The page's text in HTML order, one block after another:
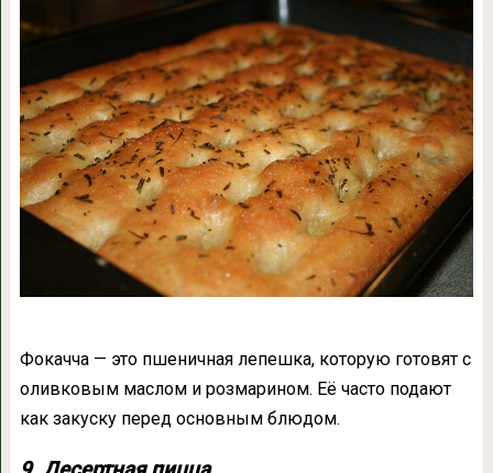
Фокачча — это пшеничная лепешка, которую готовят с
оливковым маслом и розмарином. Её часто подают
как закуску перед основным блюдом.